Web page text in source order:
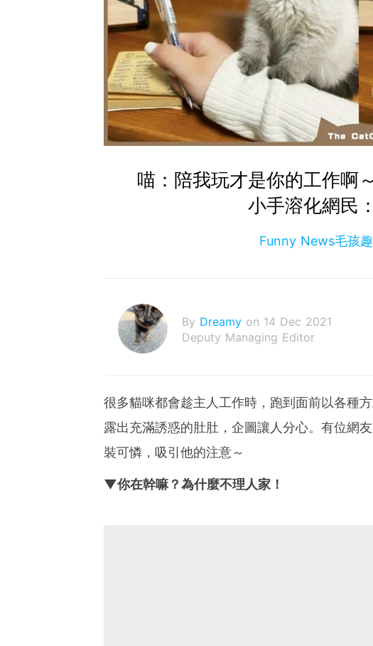
喵：陪我玩才是你的工作啊
小手溶化網民
Funny News毛孩
By Dreamy on 14 Dec 2021
Deputy Managing Editor
很多貓咪都會趁主人工作時，跑到面前以各種
露出充滿誘惑的肚肚，企圖讓人分心。有位網
裝可憐，吸引他的注意～
▼你在幹嘛？為什麼不理人家！